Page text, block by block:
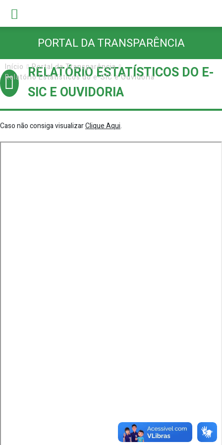
PORTAL DA TRANSPARÊNCIA
Início
Portal da Transparência
Relatório Estatísticos do e-SIC e Ouvidoria
RELATÓRIO ESTATÍSTICOS DO E-
SIC E OUVIDORIA
Caso não consiga visualizarClique Aqui.